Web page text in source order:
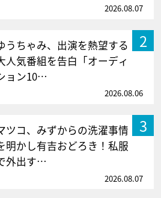
2026.08.07
2
うちゃみ、出演を熱望する
人気番組を告白「オーディ
ョン10…
2026.08.06
3
ツコ、みずからの洗濯事情
明かし有吉おどろき！私服
外出す…
2026.08.07